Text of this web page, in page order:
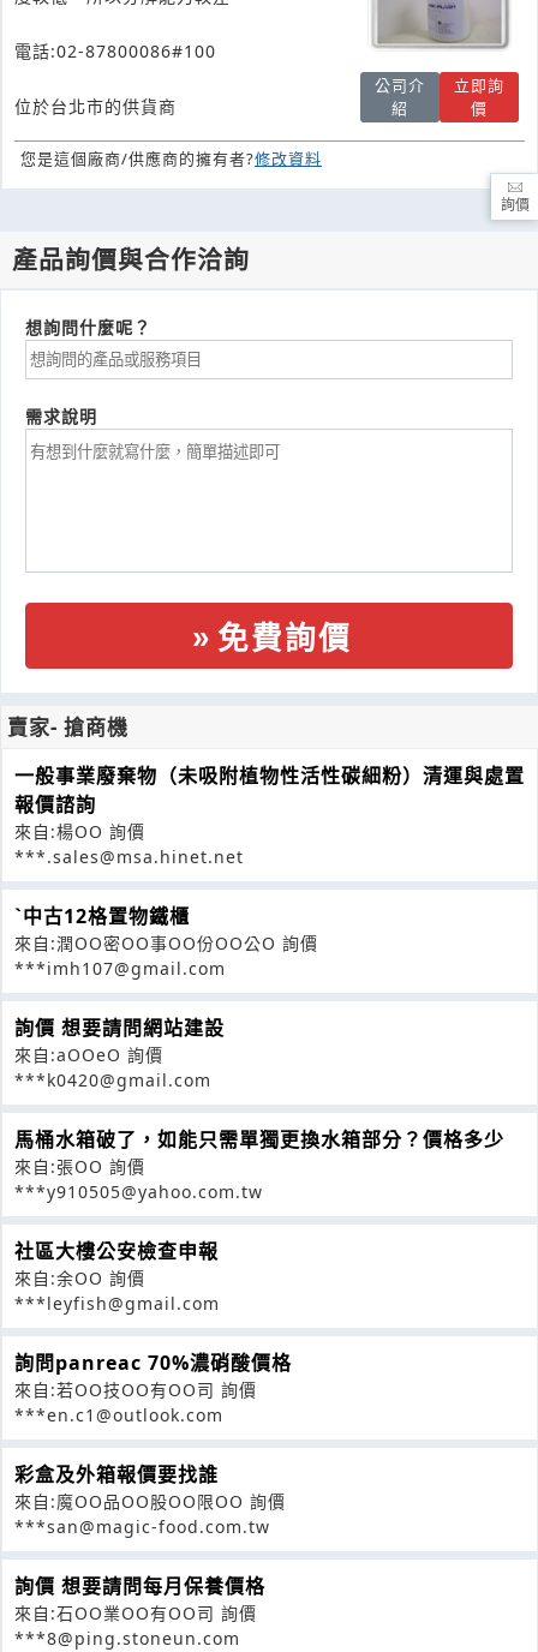
電話:02-87800086#100
位於台北市的供貨商
公司介
紹
立即詢
價
您是這個廠商/供應商的擁有者?修改資料
產品詢價與合作洽詢
想詢問什麼呢？
需求說明
免費詢價
賣家- 搶商機
一般事業廢棄物（未吸附植物性活性碳細粉）清運與處置
報價諮詢
來自:楊OO 詢價
***.sales@msa.hinet.net
ˋ中古12格置物鐵櫃
來自:潤OO密OO事OO份OO公O 詢價
***imh107@gmail.com
詢價 想要請問網站建設
來自:aOOeO 詢價
***k0420@gmail.com
馬桶水箱破了，如能只需單獨更換水箱部分？價格多少
來自:張OO 詢價
***y910505@yahoo.com.tw
社區大樓公安檢查申報
來自:余OO 詢價
***leyfish@gmail.com
詢問panreac 70%濃硝酸價格
來自:若OO技OO有OO司 詢價
***en.c1@outlook.com
彩盒及外箱報價要找誰
來自:魔OO品OO股OO限OO 詢價
***san@magic-food.com.tw
詢價 想要請問每月保養價格
來自:石OO業OO有OO司 詢價
***8@ping.stoneun.com
詢價